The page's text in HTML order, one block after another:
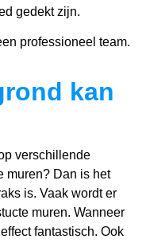
gedekt zijn.
professioneel team.
kan
verschillende
muren? Dan is het
is. Vaak wordt er
muren. Wanneer
fantastisch. Ook